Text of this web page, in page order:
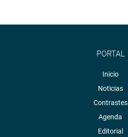
PORTAL
Inicio
Noticias
Contrastes
Agenda
Editorial